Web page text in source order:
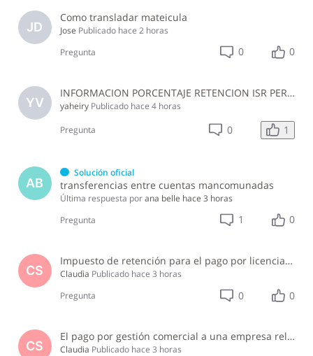
JD
Como transladar mateicula
Jose Publicado hace 2 horas
Pregunta
0 0
YV
INFORMACION PORCENTAJE RETENCION ISR PERSONAS NO PROFESIONALES, EMPRESA JURIDICA NO DEL SECTOR CONSTRUCCION JULIO 2026
yaheiry Publicado hace 4 horas
Pregunta 0 1
AB
Solución oficial
transferencias entre cuentas mancomunadas
Última respuesta porana belle hace 3 horas
Pregunta
1 0
CS
Impuesto de retención para el pago por licencia de software y soporte de software ?
Claudia Publicado hace 3 horas
Pregunta
0 0
CS
El pago por gestión comercial a una empresa relacionada
Claudia Publicado hace 3 horas